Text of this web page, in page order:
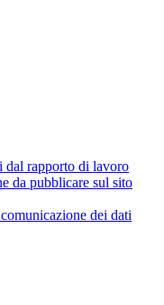
dal rapporto di lavoro
da pubblicare sul sito
dei dati